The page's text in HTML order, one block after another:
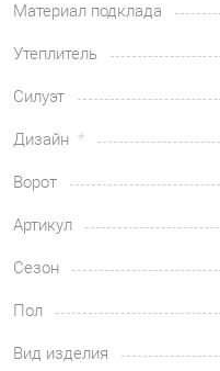
Материал подклада
Утеплитель
Силуэт
Дизайн
Ворот
Артикул
Сезон
Пол
Вид изделия